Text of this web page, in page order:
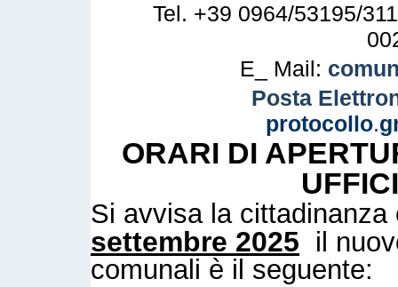
Tel. +39 0964/53195/
E_ Mail:
Posta
protocollo.
ORARI DI
Si avvisa la
settembre 2025 il
comunali è il seguente: